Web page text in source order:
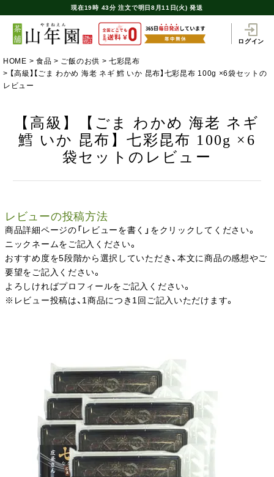
現在19時 43分 注文で明日8月11日(火) 発送
ログイン
HOME 食品 ご飯のお供
七彩昆布
【高級】【ごま わかめ 海老 ネギ 鱈 いか 昆布】七彩昆布 100g ×6袋セットの
レビュー
【高級】【ごま わかめ 海老 ネギ
鱈 いか 昆布】七彩昆布 100g ×6
袋セットのレビュー
レビューの投稿方法
商品詳細ページの「レビューを書く」をクリックしてください。
ニックネームをご記入ください。
おすすめ度を5段階から選択していただき、本文に商品の感想やご
要望をご記入ください。
よろしければプロフィールをご記入ください。
※レビュー投稿は、1商品につき1回ご記入いただけます。